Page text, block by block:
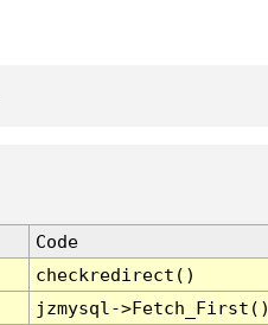
Code
checkredirect()
jzmysql-